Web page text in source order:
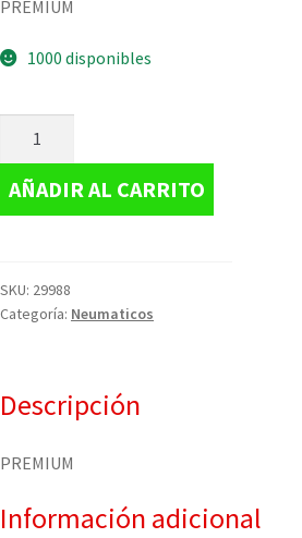
PREMIUM
1000 disponibles
AÑADIR AL CARRITO
SKU: 29988
Categoría: Neumaticos
Descripción
PREMIUM
Información adicional